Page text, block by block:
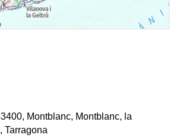
Montblanc, Montblanc, la
Tarragona